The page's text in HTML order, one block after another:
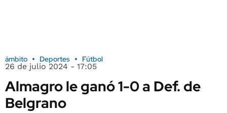
ámbito Deportes Fútbol
26 de julio 2024 - 17:05
Almagro le ganó 1-0 a Def. de
Belgrano